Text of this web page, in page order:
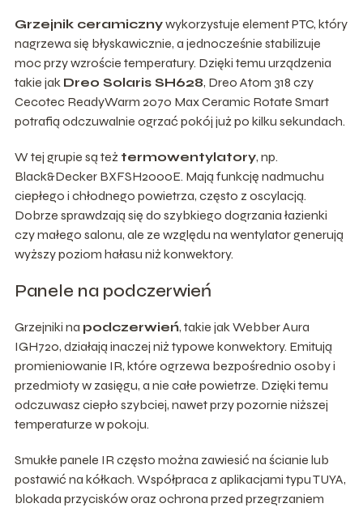
Grzejnik ceramicznywykorzystuje element PTC, który
nagrzewa się błyskawicznie, a jednocześnie stabilizuje
moc przy wzroście temperatury. Dzięki temu urządzenia
takie jak Dreo Solaris SH628, Dreo Atom 318 czy
Cecotec ReadyWarm 2070 Max Ceramic Rotate Smart
potrafią odczuwalnie ogrzać pokój już po kilku sekundach.
W tej grupie są też termowentylatory, np.
Black&Decker BXFSH2000E. Mają funkcję nadmuchu
ciepłego i chłodnego powietrza, często z oscylacją.
Dobrze sprawdzają się do szybkiego dogrzania łazienki
czy małego salonu, ale ze względu na wentylator generują
wyższy poziom hałasu niż konwektory.
Panele na podczerwień
Grzejniki na podczerwień, takie jak Webber Aura
IGH720, działają inaczej niż typowe konwektory. Emitują
promieniowanie IR, które ogrzewa bezpośrednio osoby i
przedmioty w zasięgu, a nie całe powietrze. Dzięki temu
odczuwasz ciepło szybciej, nawet przy pozornie niższej
temperaturze w pokoju.
Smukłe panele IR często można zawiesić na ścianie lub
postawić na kółkach. Współpraca z aplikacjami typu TUYA,
blokada przycisków oraz ochrona przed przegrzaniem